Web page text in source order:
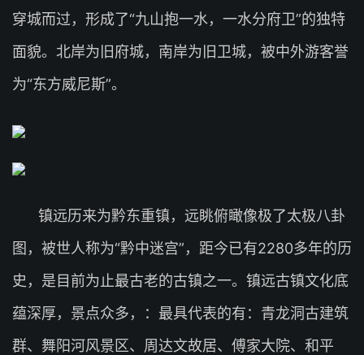
穿城而过，形成了“九山抱一水，一水分府卫”的独特
面貌。北岸为旧府城，南岸为旧卫城，被中外游客誉
为“东方威尼斯”。
镇远历来为黔东重镇，远眺俯瞰像极了太极八卦
图，被世人称为“黔中迷宫”，距今已有2280多年的历
史，是目前为止最古老的古镇之一。镇远古镇文化底
蕴深厚，景点众多，：最具代表的有：青龙洞古建筑
群、舞阳河风景区、周达文故居、傅家大院、和平